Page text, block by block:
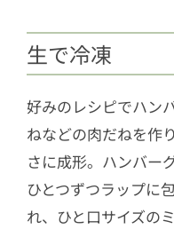
生で冷凍
好みのレシピでハン
ねなどの肉だねを作
さに成形。ハンバー
ひとつずつラップに
れ、ひと口サイズの